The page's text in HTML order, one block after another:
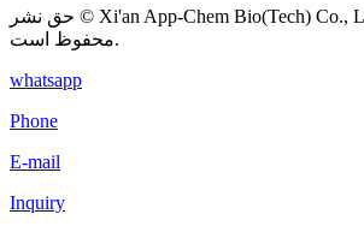
حق نشر © Xi'an App-Chem Bio(Tech) Co., Ltd. کلیه حقوق
محفوظ است.
whatsapp
Phone
E-mail
Inquiry